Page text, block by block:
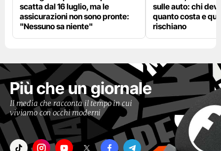
scatta dal 16 luglio, ma le
assicurazioni non sono pronte:
"Nessuno sa niente"
sulle auto: chi
quanto costa e
rischiano
Più che un giornale
Il media che racconta il tempo in cui
viviamo con occhi moderni